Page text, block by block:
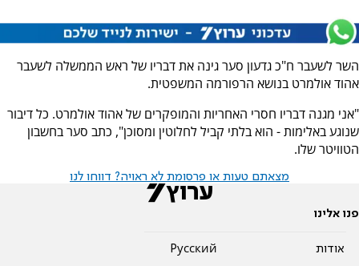
השר לשעבר ח"כ גדעון סער גינה את דבריו של ראש הממשלה לשעבר
אהוד אולמרט בנושא הרפורמה המשפטית.
"אני מגנה דבריו חסרי האחריות והמופקרים של אהוד אולמרט. כל דיבור
שנוגע באלימות - הוא בלתי קביל לחלוטין ומסוכן", כתב סער בחשבון
הטוויטר שלו.
מצאתם טעות או פרסומת לא ראויה? דווחו לנו
פנו אלינו
אודות
Pусский